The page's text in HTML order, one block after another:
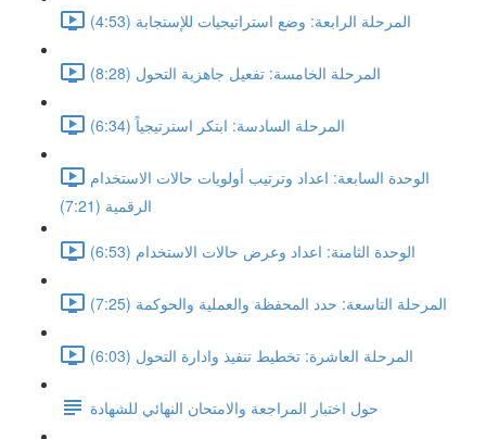
المرحلة الرابعة: وضع استراتيجيات للإستجابة (4:53)
المرحلة الخامسة: تفعيل جاهزية التحول (8:28)
المرحلة السادسة: ابتكر استرتيجياً (6:34)
الوحدة السابعة: اعداد وترتيب أولويات حالات الاستخدام
الرقمية (7:21)
الوحدة الثامنة: اعداد وعرض حالات الاستخدام (6:53)
المرحلة التاسعة: حدد المحفظة والعملية والحوكمة (7:25)
المرحلة العاشرة: تخطيط تنفيذ وادارة التحول (6:03)
حول اختبار المراجعة والامتحان النهائي للشهادة